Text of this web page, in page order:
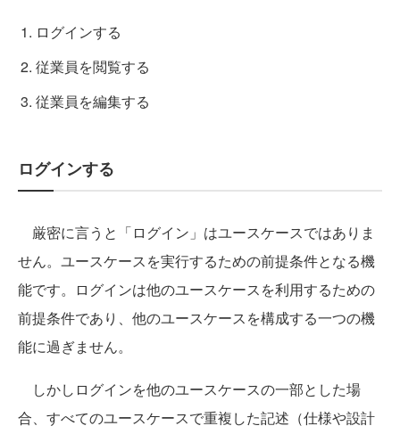
ログインする
従業員を閲覧する
従業員を編集する
ログインする
厳密に言うと「ログイン」はユースケースではありま
せん。ユースケースを実行するための前提条件となる機
能です。ログインは他のユースケースを利用するための
前提条件であり、他のユースケースを構成する一つの機
能に過ぎません。
しかしログインを他のユースケースの一部とした場
合、すべてのユースケースで重複した記述（仕様や設計